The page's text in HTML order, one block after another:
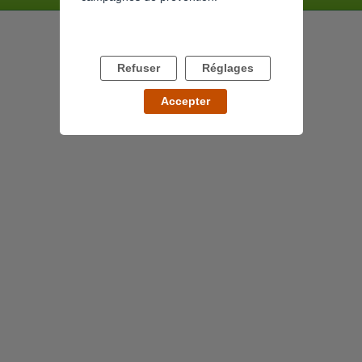
Refuser Réglages
Accepter